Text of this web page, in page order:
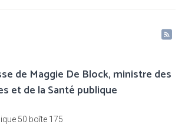
de Maggie De Block, ministre des
et de la Santé publique
50 boîte 175